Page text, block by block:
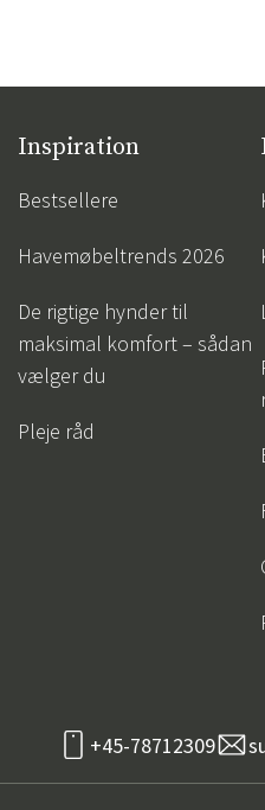
Inspiration
Bestsellere
Havemøbeltrends 2026
De rigtige hynder til
maksimal komfort – sådan
vælger du
Pleje råd
+45-78712309